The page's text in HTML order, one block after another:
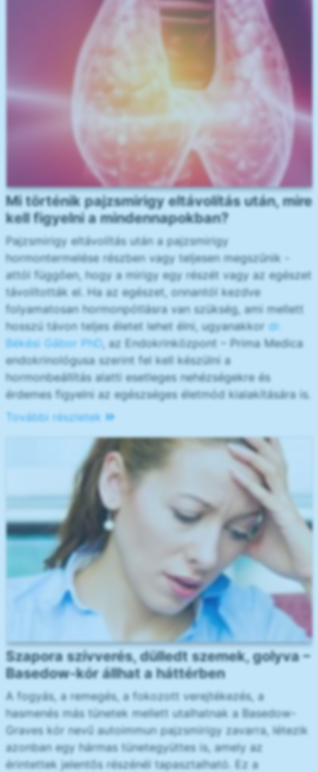
Mi történik pajzsmirigy eltávolítás után, mire
kell figyelni a mindennapokban?
Pajzsmirigy eltávolítás után a pajzsmirigy
hormontermelése részben vagy teljesen megszűnik -
attól függően, hogy a mirigy egy részét vagy az egészet
távolították el. Ha az egészet, onnantól kezdve
folyamatosan hormonpótlásra van szükség, ami mellett
hosszú távon teljes életet lehet élni, ugyanakkor dr.
Békési Gábor PhD
, az Endokrinközpont – Prima Medica
endokrinológusa szerint fel kell készülni a
hormonbeállítás alatti esetleges nehézségekre és
érdemes figyelni az egészséges életmód kialakítására is.
További részletek
Szapora szívverés, dülledt szemek, golyva –
Basedow-kór állhat a háttérben
A fogyás, a remegés, a fokozott verejtékezés, a
hasmenés más tünetek mellett utalhatnak a Basedow-
Graves kór nevű autoimmun pajzsmirigy zavarra, létezik
azonban egy hármas tünetegyüttes is, amely az
érintettek jelentős részénél tapasztalható. Ez a